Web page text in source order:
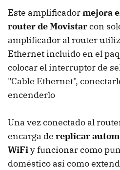
Este amplificadormejora
router de Movistarcon
amplificador al router
Ethernet incluido en el
colocar el interruptor de
"Cable Ethernet",
encenderlo
Una vez conectado al
encarga de replicar
WiFiy funcionar como
doméstico así como